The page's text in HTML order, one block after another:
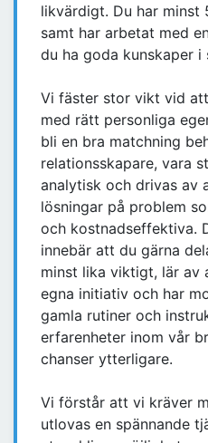
likvärdigt. Du har minst
samt har arbetat med
du ha goda kunskaper i
Vi fäster stor vikt vid
med rätt personliga
bli en bra matchning
relationsskapare, vara
analytisk och drivas av
lösningar på problem
och kostnadseffektiva.
innebär att du gärna
minst lika viktigt, lär av
egna initiativ och har
gamla rutiner och
erfarenheter inom vår
chanser ytterligare.
Vi förstår att vi kräver
utlovas en spännande